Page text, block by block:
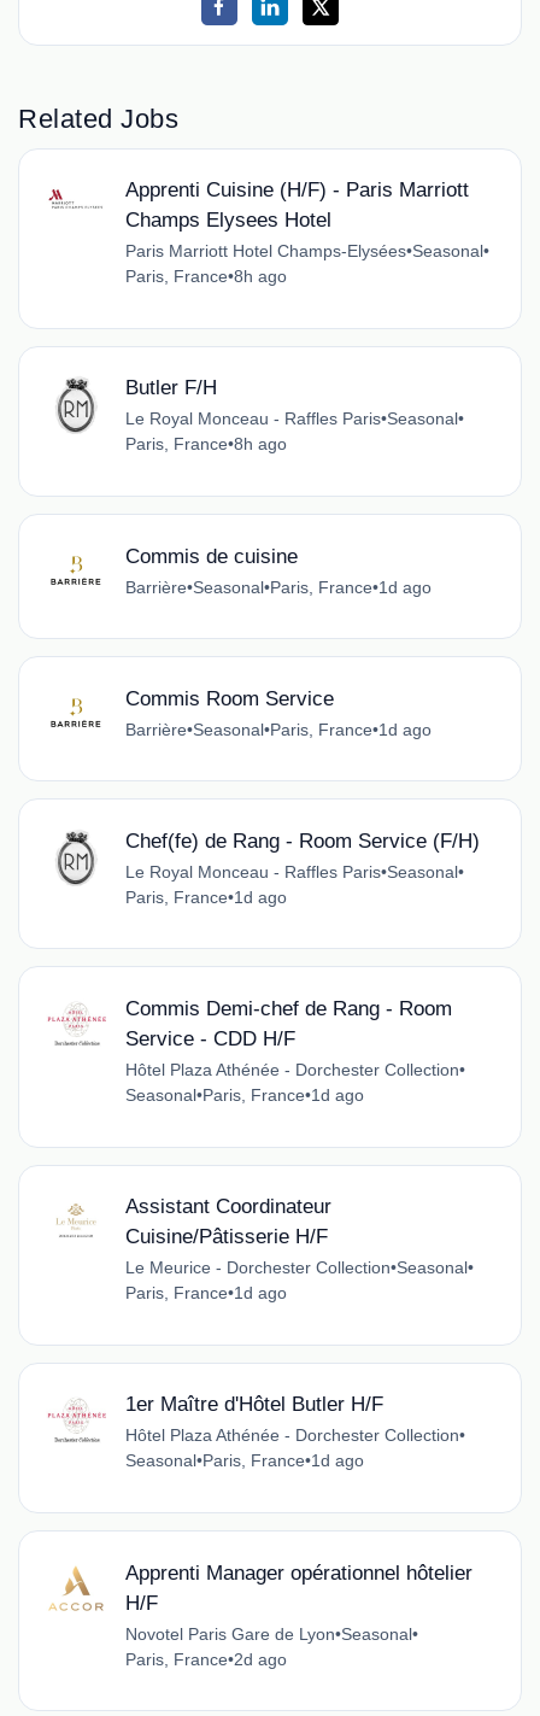
Related Jobs
Apprenti Cuisine (H/F) - Paris Marriott
Champs Elysees Hotel
Paris Marriott Hotel Champs-Elysées•Seasonal•
Paris, France•8h ago
Butler F/H
Le Royal Monceau - Raffles Paris•Seasonal•
Paris, France•8h ago
Commis de cuisine
Barrière•Seasonal•Paris, France•1d ago
Commis Room Service
Barrière•Seasonal•Paris, France•1d ago
Chef(fe) de Rang - Room Service (F/H)
Le Royal Monceau - Raffles Paris•Seasonal•
Paris, France•1d ago
Commis Demi-chef de Rang - Room
Service - CDD H/F
Hôtel Plaza Athénée - Dorchester Collection•
Seasonal•Paris, France•1d ago
Assistant Coordinateur
Cuisine/Pâtisserie H/F
Le Meurice - Dorchester Collection•Seasonal•
Paris, France•1d ago
1er Maître d'Hôtel Butler H/F
Hôtel Plaza Athénée - Dorchester Collection•
Seasonal•Paris, France•1d ago
Apprenti Manager opérationnel hôtelier
H/F
Novotel Paris Gare de Lyon•Seasonal•
Paris, France•2d ago